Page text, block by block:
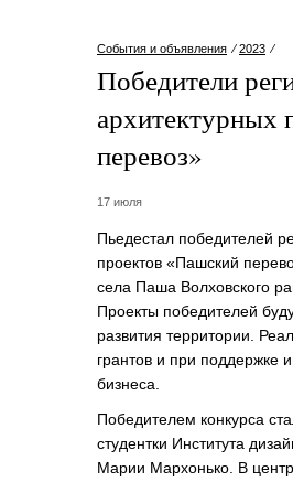
События и объявления ⁄2023 ⁄
Победители
архитектурных
перевоз»
17 июля
Пьедестал победителей
проектов «Пашский
села Паша Волховского
Проекты победителей
развития территории.
грантов и при поддержке
бизнеса.
Победителем конкурса
студентки Института
Марии Мархонько. В